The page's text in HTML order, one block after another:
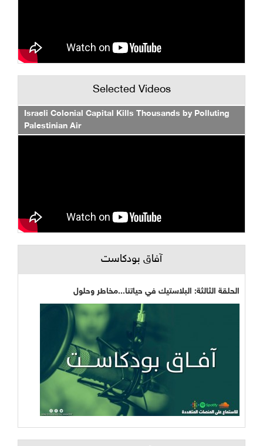
Selected Videos
Israeli Colonial Capital Kills Thousands by Polluting
Palestinian Air
آفاق بودكاست
الحلقة الثالثة: البلاستيك في حياتنا...مخاطر وحلول